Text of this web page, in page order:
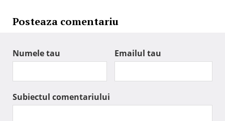
Posteaza comentariu
Numele tau Emailul tau
Subiectul comentariului